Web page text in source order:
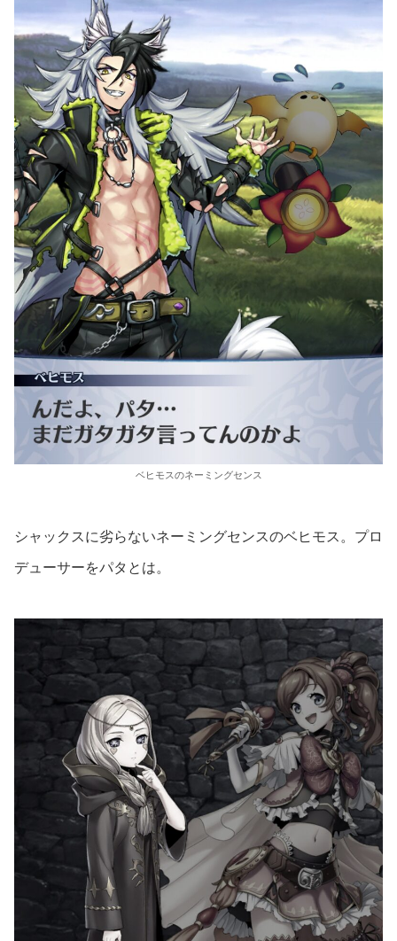
ベヒモスのネーミングセンス
シャックスに劣らないネーミングセンスのベヒモス。プロ
デューサーをパタとは。